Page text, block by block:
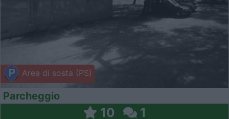
Area di sosta (PS)
Parcheggio
10 1